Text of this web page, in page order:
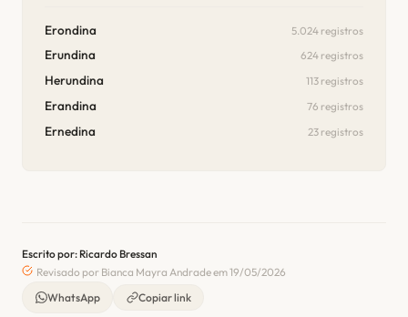
Erondina 5.024 registros
Erundina 624 registros
Herundina 113 registros
Erandina 76 registros
Ernedina 23 registros
Escrito por: Ricardo Bressan
Revisado por Bianca Mayra Andrade em 19/05/2026
WhatsApp
Copiar link